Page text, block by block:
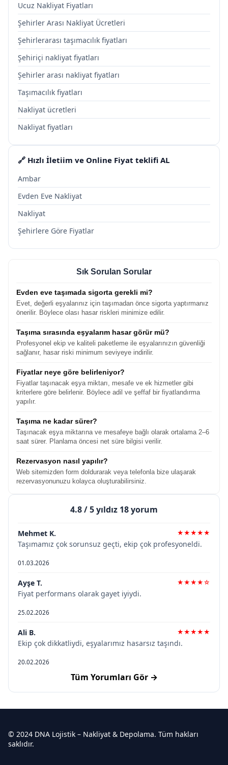
Ucuz Nakliyat Fiyatları
Şehirler Arası Nakliyat Ücretleri
Şehirlerarası taşımacılık fiyatları
Şehiriçi nakliyat fiyatları
Şehirler arası nakliyat fiyatları
Taşımacılık fiyatları
Nakliyat ücretleri
Nakliyat fiyatları
🔗 Hızlı İletiim ve Online Fiyat teklifi AL
Ambar
Evden Eve Nakliyat
Nakliyat
Şehirlere Göre Fiyatlar
Sık Sorulan Sorular
Evden eve taşımada sigorta gerekli mi?
Evet, değerli eşyalarınız için taşımadan önce sigorta yaptırmanız
önerilir. Böylece olası hasar riskleri minimize edilir.
Taşıma sırasında eşyalarım hasar görür mü?
Profesyonel ekip ve kaliteli paketleme ile eşyalarınızın güvenliği
sağlanır, hasar riski minimum seviyeye indirilir.
Fiyatlar neye göre belirleniyor?
Fiyatlar taşınacak eşya miktarı, mesafe ve ek hizmetler gibi
kriterlere göre belirlenir. Böylece adil ve şeffaf bir fiyatlandırma
yapılır.
Taşıma ne kadar sürer?
Taşınacak eşya miktarına ve mesafeye bağlı olarak ortalama 2–6
saat sürer. Planlama öncesi net süre bilgisi verilir.
Rezervasyon nasıl yapılır?
Web sitemizden form doldurarak veya telefonla bize ulaşarak
rezervasyonunuzu kolayca oluşturabilirsiniz.
4.8/ 5 yıldız 18 yorum
Mehmet K. ★★★★★
Taşımamız çok sorunsuz geçti, ekip çok profesyoneldi.
01.03.2026
Ayşe T. ★★★★☆
Fiyat performans olarak gayet iyiydi.
25.02.2026
Ali B. ★★★★★
Ekip çok dikkatliydi, eşyalarımız hasarsız taşındı.
20.02.2026
Tüm Yorumları Gör →
© 2024 DNA Lojistik – Nakliyat & Depolama. Tüm hakları
saklıdır.